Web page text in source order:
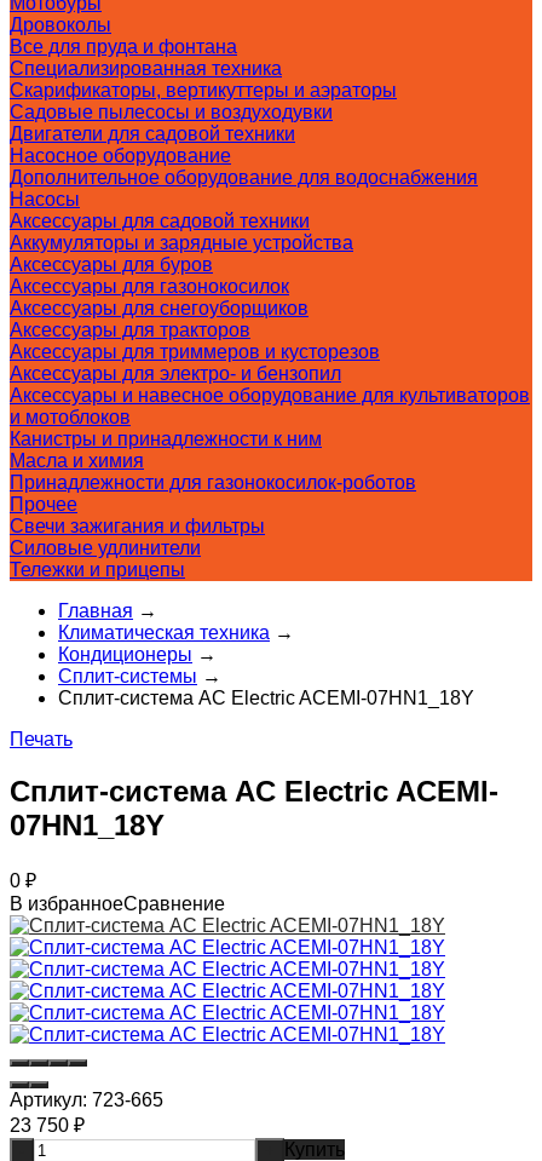
Дровоколы
Все для пруда и фонтана
Специализированная техника
Скарификаторы, вертикуттеры и аэраторы
Садовые пылесосы и воздуходувки
Двигатели для садовой техники
Насосное оборудование
Дополнительное оборудование для водоснабжения
Насосы
Аксессуары для садовой техники
Аккумуляторы и зарядные устройства
Аксессуары для буров
Аксессуары для газонокосилок
Аксессуары для снегоуборщиков
Аксессуары для тракторов
Аксессуары для триммеров и кусторезов
Аксессуары для электро- и бензопил
Аксессуары и навесное оборудование для культиваторов
и мотоблоков
Канистры и принадлежности к ним
Масла и химия
Принадлежности для газонокосилок-роботов
Прочее
Свечи зажигания и фильтры
Силовые удлинители
Тележки и прицепы
Главная →
Климатическая техника →
Кондиционеры →
Сплит-системы →
Сплит-система AC Electric ACEMI-07HN1_18Y
Печать
Сплит-система AC Electric ACEMI-
07HN1_18Y
0 ₽
В избранноеСравнение
Артикул: 723-665
23 750 ₽
Купить